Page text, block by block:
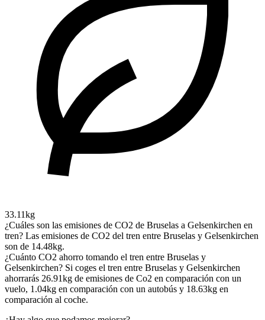
33.11kg
¿Cuáles son las emisiones de CO2 de Bruselas a Gelsenkirchen en
tren? Las emisiones de CO2 del tren entre Bruselas y Gelsenkirchen
son de 14.48kg.
¿Cuánto CO2 ahorro tomando el tren entre Bruselas y
Gelsenkirchen? Si coges el tren entre Bruselas y Gelsenkirchen
ahorrarás 26.91kg de emisiones de Co2 en comparación con un
vuelo, 1.04kg en comparación con un autobús y 18.63kg en
comparación al coche.